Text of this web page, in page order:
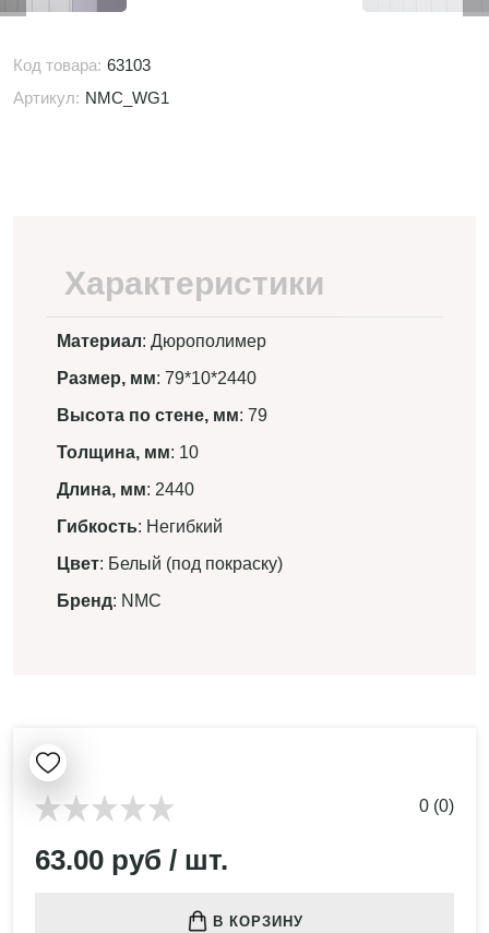
Код товара: 63103
Артикул: NMC_WG1
Характеристики
Материал: Дюрополимер
Размер, мм: 79*10*2440
Высота по стене, мм: 79
Толщина, мм: 10
Длина, мм: 2440
Гибкость: Негибкий
Цвет: Белый (под покраску)
Бренд: NMC
0 (0)
63.00 руб / шт.
В КОРЗИНУ